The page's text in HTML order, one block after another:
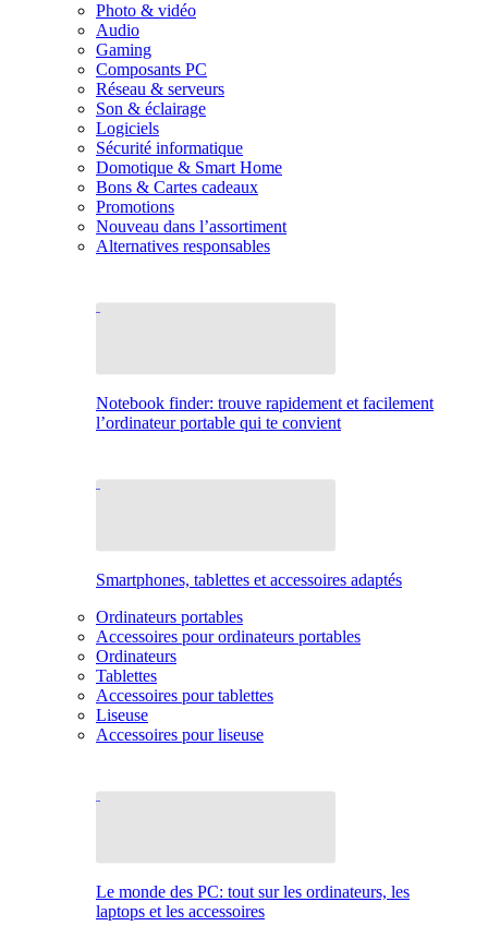
Photo & vidéo
Audio
Gaming
Composants PC
Réseau & serveurs
Son & éclairage
Logiciels
Sécurité informatique
Domotique & Smart Home
Bons & Cartes cadeaux
Promotions
Nouveau dans l’assortiment
Alternatives responsables
Notebook finder: trouve rapidement et facilement
l’ordinateur portable qui te convient
Smartphones, tablettes et accessoires adaptés
Ordinateurs portables
Accessoires pour ordinateurs portables
Ordinateurs
Tablettes
Accessoires pour tablettes
Liseuse
Accessoires pour liseuse
Le monde des PC: tout sur les ordinateurs, les
laptops et les accessoires